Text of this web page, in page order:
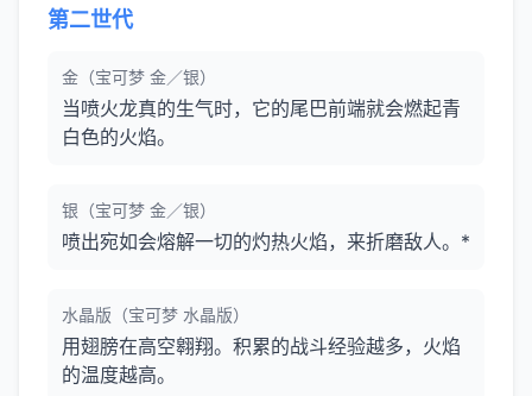
第二世代
金（宝可梦 金／银）
当喷火龙真的生气时，它的尾巴前端就会燃起青
白色的火焰。
银（宝可梦 金／银）
喷出宛如会熔解一切的灼热火焰，来折磨敌人。*
水晶版（宝可梦 水晶版）
用翅膀在高空翱翔。积累的战斗经验越多，火焰
的温度越高。